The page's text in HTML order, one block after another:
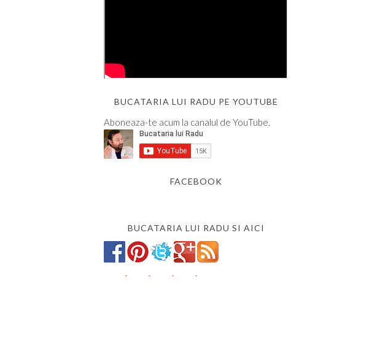
BUCATARIA LUI RADU PE YOUTUBE
Aboneaza-te acum la canalul de YouTube.
FACEBOOK
BUCATARIA LUI RADU SI AICI